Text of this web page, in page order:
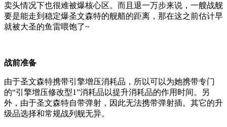
卖头情况下也很难被爆核心区。而且退一万步来说，一艘战舰
要是能走到稳定爆圣文森特的舰艏的距离，那在这之前估计早
就被大圣的鱼雷喂饱了~
战前准备
由于圣文森特携带引擎增压消耗品，所以可以为她携带专门
的“引擎增压修改型1”消耗品以提升消耗品的作用时间。另
外，由于圣文森特自带弹射，因此无法携带弹射插。其它的升
级品选择和常规战列舰无异。